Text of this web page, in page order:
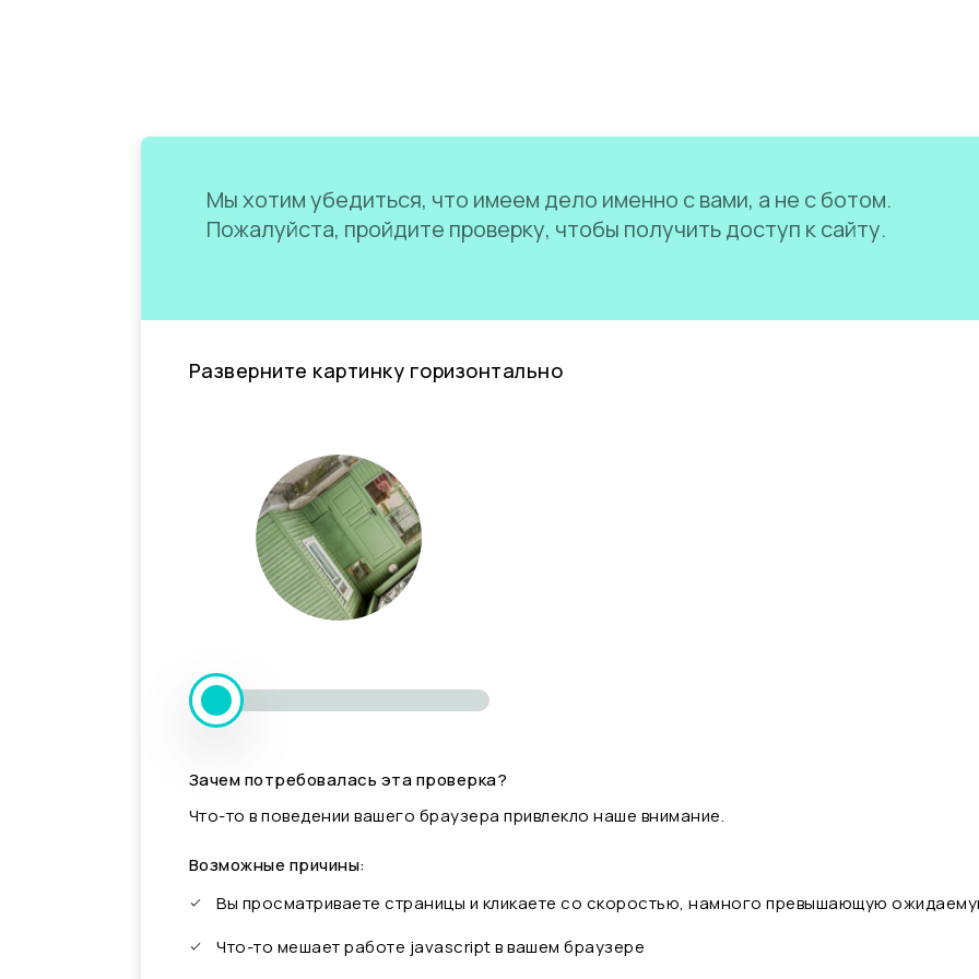
Мы хотим убедиться, что имеем дело именно с вами, а не с ботом.
Пожалуйста, пройдите проверку, чтобы получить доступ к сайту.
Разверните картинку горизонтально
Зачем потребовалась эта проверка?
Что-то в поведении вашего браузера привлекло наше внимание.
Возможные причины:
Вы просматриваете страницы и кликаете со скоростью, намного превышающую
Что-то мешает работе javascript в вашем браузере